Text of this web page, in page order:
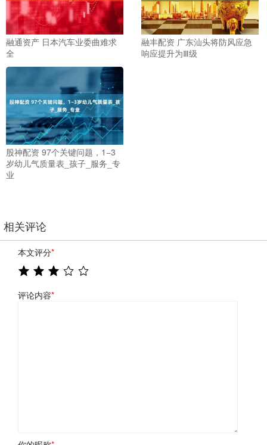
融通资产 日本汽车业委曲难求
全
融丰配资 广东汕头将防风应急
响应提升为Ⅲ级
股神配资 97个关键问题，1−3
岁幼儿气质量表_孩子_服务_专
业
相关评论
本文评分*
评论内容*